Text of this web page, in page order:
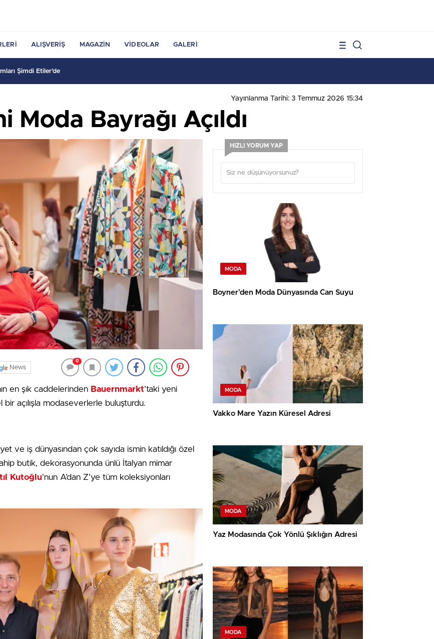
ALIŞVERIŞ MAGAZIN VIDEOLAR GALERI
Şimdi Etiler’de
Yayınlanma Tarihi: 3 Temmuz 2026 15:34
Moda Bayrağı Açıldı
News
0
en şık caddelerinden Bauernmarkt’taki yeni
açılışla modaseverlerle buluşturdu.
ve iş dünyasından çok sayıda ismin katıldığı özel
butik, dekorasyonunda ünlü İtalyan mimar
Kutoğlu’nun A’dan Z’ye tüm koleksiyonları
HIZLI YORUM YAP
MODA
Boyner’den Moda Dünyasında Can Suyu
MODA
Vakko Mare Yazın Küresel Adresi
MODA
Yaz Modasında Çok Yönlü Şıklığın Adresi
MODA